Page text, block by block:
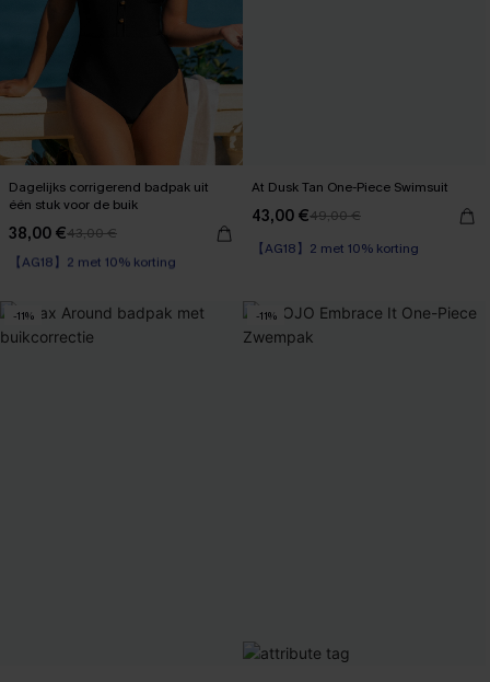
Dagelijks corrigerend badpak uit
één stuk voor de buik
38,00 €43,00 €
【AG18】2 met 10% korting
Corrigerend badpak
At Dusk Tan One-Piece Swimsuit
43,00 €49,00 €
【AG18】2 met 10% korting
-11% -11%